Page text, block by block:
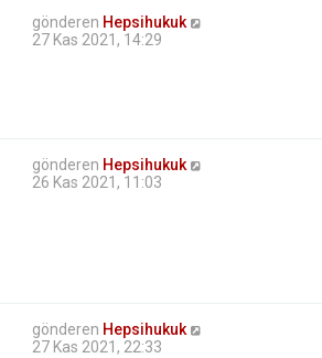
gönderen Hepsihukuk
27 Kas 2021, 14:29
gönderen Hepsihukuk
26 Kas 2021, 11:03
gönderen Hepsihukuk
27 Kas 2021, 22:33